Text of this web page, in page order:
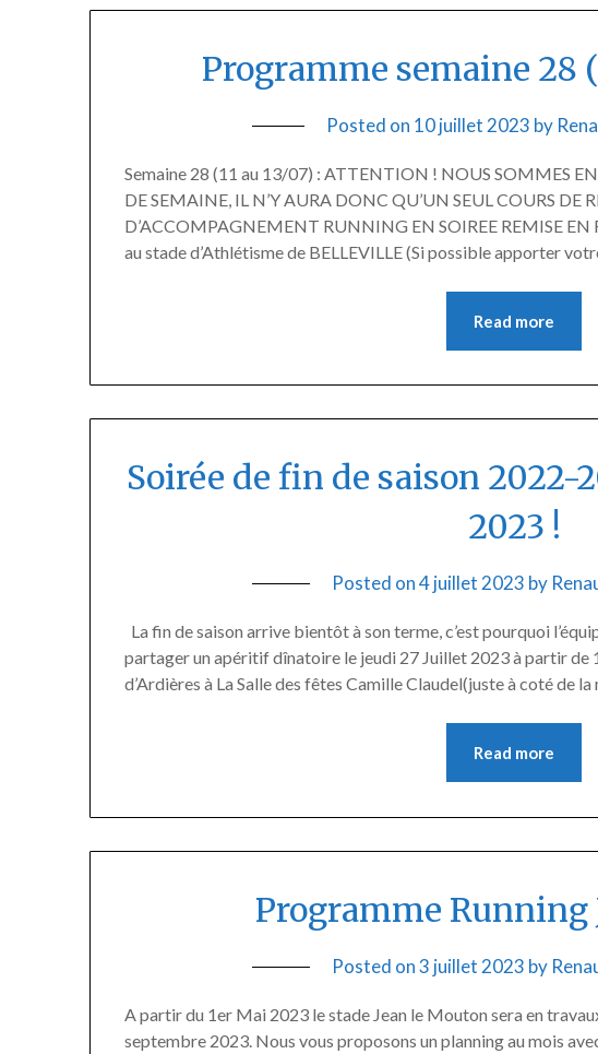
Programme semaine 28
Posted on 10 juillet 2023 by
Semaine 28 (11 au 13/07) : ATTENTION ! NOUS SOMMES
DE SEMAINE, IL N’Y AURA DONC QU’UN SEUL COURS DE
D’ACCOMPAGNEMENT RUNNING EN SOIREE REMISE EN
au stade d’Athlétisme de BELLEVILLE (Si possible apporter
Read more
Soirée de fin de saison 2022-
2023 !
Posted on4 juillet 2023 by
La fin de saison arrive bientôt à son terme, c’est pourquoi
partager un apéritif dînatoire le jeudi 27 Juillet 2023 à partir de
d’Ardières à La Salle des fêtes Camille Claudel(juste à coté de
Read more
Programme Running
Posted on3 juillet 2023 by
A partir du 1er Mai 2023 le stade Jean le Mouton sera en
septembre 2023. Nous vous proposons un planning au mois